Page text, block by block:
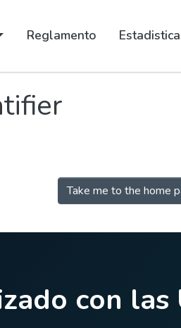
Reglamento
Take me to the home
con las